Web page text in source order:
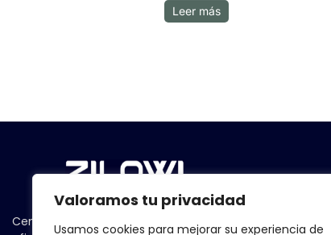
Valoramos tu privacidad
Usamos cookies para mejorar su experiencia de
Leer más
Centrándonos en la seguridad y la